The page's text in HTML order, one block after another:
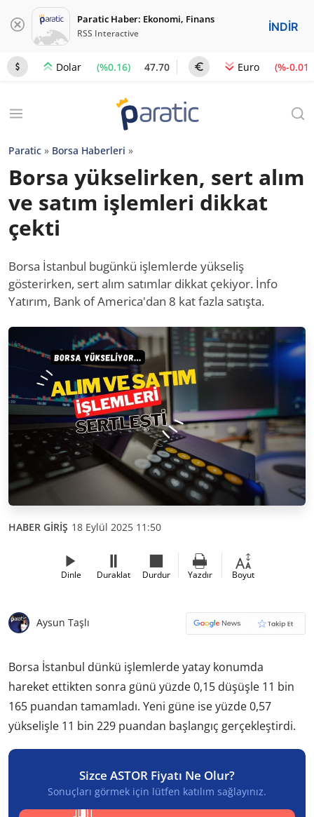
Paratic Haber: Ekonomi, Finans
RSS Interactive İNDİR
Dolar (%0.16) 47.70 Euro (%-0.01)
Paratic » Borsa Haberleri »
Borsa yükselirken, sert alım
ve satım işlemleri dikkat
çekti
Borsa İstanbul bugünkü işlemlerde yükseliş
gösterirken, sert alım satımlar dikkat çekiyor. İnfo
Yatırım, Bank of America'dan 8 kat fazla satışta.
HABER GİRİŞ 18 Eylül 2025 11:50
Dinle Duraklat Durdur Yazdır Boyut
Aysun Taşlı
Borsa İstanbul dünkü işlemlerde yatay konumda
hareket ettikten sonra günü yüzde 0,15 düşüşle 11 bin
165 puandan tamamladı. Yeni güne ise yüzde 0,57
yükselişle 11 bin 229 puandan başlangıç gerçekleştirdi.
Sizce ASTOR Fiyatı Ne Olur?
Sonuçları görmek için lütfen katılım sağlayınız.